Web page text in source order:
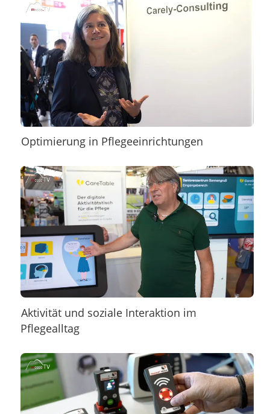
Optimierung in Pflegeeinrichtungen
Aktivität und soziale Interaktion im
Pflegealltag